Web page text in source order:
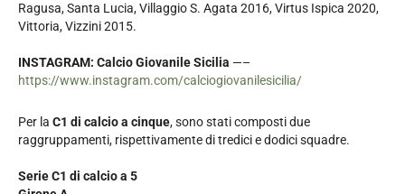
Ragusa, Santa Lucia, Villaggio S. Agata 2016, Virtus Ispica 2020,
Vittoria, Vizzini 2015.
INSTAGRAM: Calcio Giovanile Sicilia —–
https://www.instagram.com/calciogiovanilesicilia/
Per la C1 di calcio a cinque, sono stati composti due
raggruppamenti, rispettivamente di tredici e dodici squadre.
Serie C1 di calcio a 5